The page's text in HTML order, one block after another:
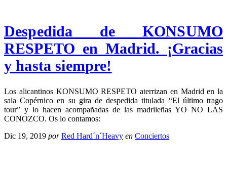
Despedida de KONSUMO
RESPETO en Madrid. ¡Gracias
y hasta siempre!
Los alicantinos KONSUMO RESPETO aterrizan en Madrid en la
sala Copérnico en su gira de despedida titulada “El último trago
tour” y lo hacen acompañadas de las madrileñas YO NO LAS
CONOZCO. Os lo contamos:
Dic 19, 2019 por Red Hard´n´Heavy en Conciertos